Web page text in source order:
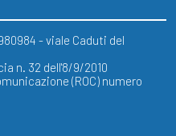
- viale Caduti del
n. 32 dell'8/9/2010
(ROC) numero